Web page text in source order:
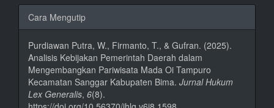
Rincian
Artikel
Cara Mengutip
Purdiawan Putra, W., Firmanto, T., & Gufran. (2025).
Analisis Kebijakan Pemerintah Daerah dalam
Mengembangkan Pariwisata Mada Oi Tampuro
Kecamatan Sanggar Kabupaten Bima. Jurnal Hukum
Lex Generalis, 6(8).